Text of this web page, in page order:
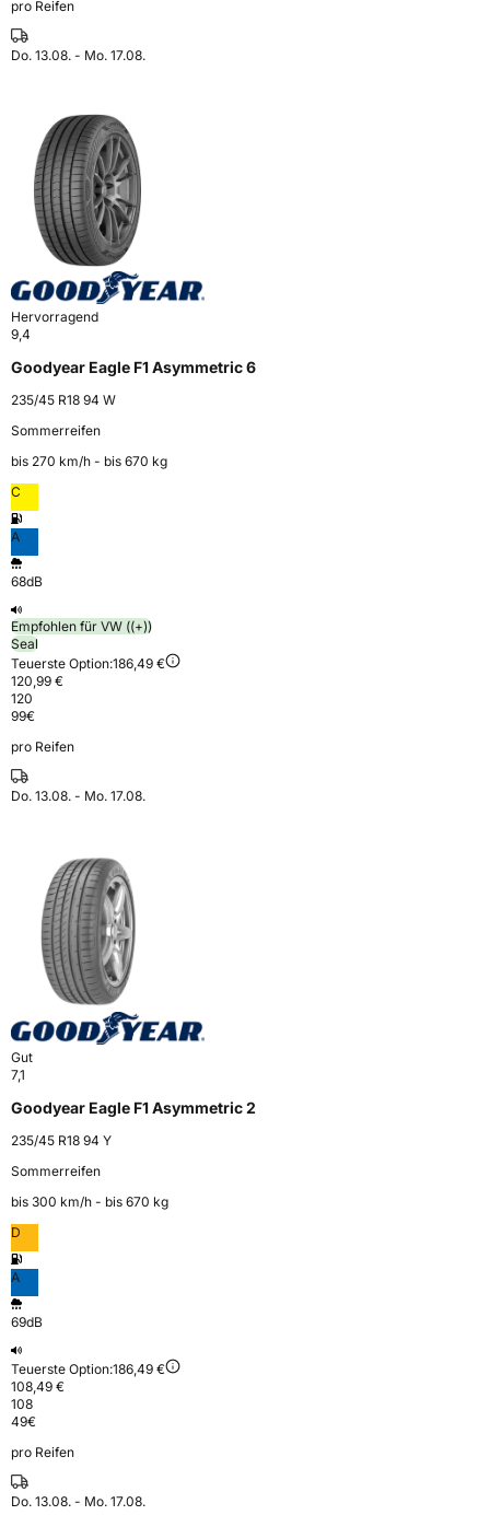
pro Reifen
Do. 13.08. - Mo. 17.08.
Hervorragend
9,4
Goodyear Eagle F1 Asymmetric 6
235/45 R18 94 W
Sommerreifen
bis 270 km⁠/⁠h - bis 670 kg
C
A
68dB
Empfohlen für VW ((+))
Seal
Teuerste Option:186,49 €
120,99 €
120
99€
pro Reifen
Do. 13.08. - Mo. 17.08.
Gut
7,1
Goodyear Eagle F1 Asymmetric 2
235/45 R18 94 Y
Sommerreifen
bis 300 km⁠/⁠h - bis 670 kg
D
A
69dB
Teuerste Option:186,49 €
108,49 €
108
49€
pro Reifen
Do. 13.08. - Mo. 17.08.